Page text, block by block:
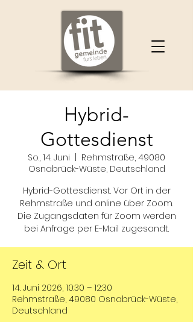
Hybrid-
Gottesdienst
So., 14. Juni
Rehmstraße, 49080
Osnabrück-Wüste, Deutschland
Hybrid-Gottesdienst. Vor Ort in der
Rehmstraße und online über Zoom.
Die Zugangsdaten für Zoom werden
bei Anfrage per E-Mail zugesandt.
Zeit & Ort
14. Juni 2026, 10:30 – 12:30
Rehmstraße, 49080 Osnabrück-Wüste,
Deutschland